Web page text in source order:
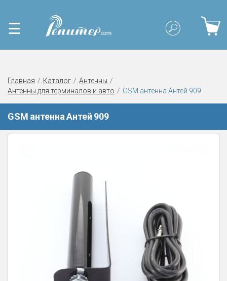
☰
Главная Каталог
Антенны
Антенны для терминалов и авто
GSM антенна Антей 909
GSM антенна Антей 909